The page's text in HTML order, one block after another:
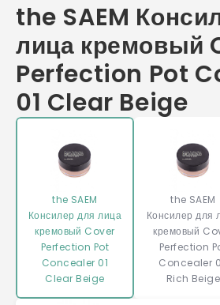
the SAEM
лица кремовый
Perfection Pot
01 Clear Beige
the SAEM
Консилер для лица
кремовый Cover
Perfection Pot
Concealer 01
Clear Beige
the SAEM
Консилер для
кремовый
Perfection
Concealer
Rich Beige